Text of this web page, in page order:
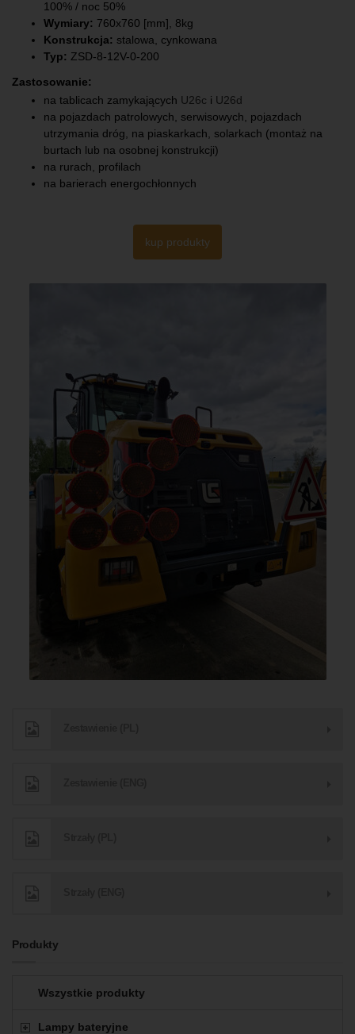
100% / noc 50%
Wymiary: 760x760 [mm], 8kg
Konstrukcja: stalowa, cynkowana
Typ: ZSD-8-12V-0-200
Zastosowanie:
na tablicach zamykających U26c i U26d
na pojazdach patrolowych, serwisowych, pojazdach
utrzymania dróg, na piaskarkach, solarkach (montaż na
burtach lub na osobnej konstrukcji)
na rurach, profilach
na barierach energochłonnych
kup produkty
Produkty
Wszystkie produkty
Lampy bateryjne